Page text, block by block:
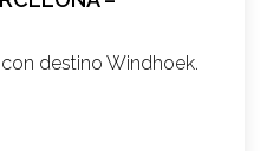
destino Windhoek.